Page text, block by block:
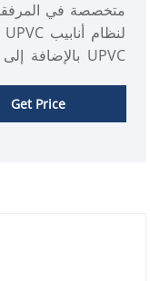
Get Price